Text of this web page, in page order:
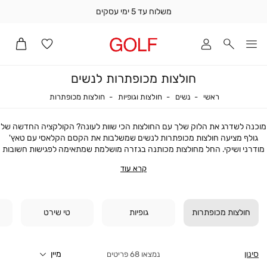
(1)
משלוח עד 5 ימי עסקים
חולצות מכופתרות לנשים
ראשי ראשינשים נשיםחולצות וגופיות חולצות וגופיות
חולצות מכופתרות
מוכנה לשדרג את הלוק שלך עם החולצות הכי שוות לעונה? הקולקציה החדשה של
גולף מציעה חולצות מכופתרות לנשים שמשלבות את הקסם הקלאסי עם טאץ'
מודרני ושיקי. החל מחולצות מכותנה בגזרה מושלמת שמתאימה לפגישות חשובות
בשטיפות שונות שמשדרות וייב מגניב וקליל – יש כאן כל מה שאת צריכה כדי להפוך
עם נגיעות מודרניות. כל דגם בקולקציה עוצב מבדים איכותיים, עם טקסטורות
מתוחכם אך רך.
קרא עוד
חולצות מכופתרות גופיות טי שירט
סינון 68 פריטים